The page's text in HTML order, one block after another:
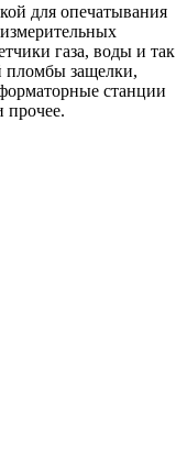
для опечатывания
газа, воды и так
пломбы защелки,
станции
прочее.